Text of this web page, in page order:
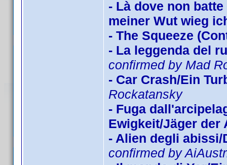
- Là dove non
meiner Wut wieg
- The Squeeze
- La leggenda del
confirmed by Mad
- Car Crash/Ein
Rockatansky
- Fuga
Ewigkeit/Jäger der
- Alien degli abissi/
confirmed by